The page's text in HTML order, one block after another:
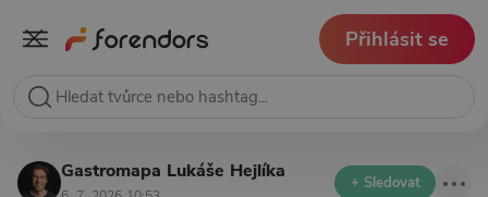
Přihlásit se
Gastromapa Lukáše Hejlíka + Sledovat